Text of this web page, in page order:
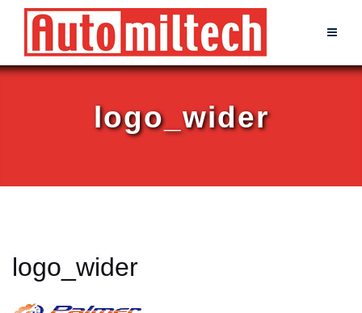
content
logo_wider
logo_wider